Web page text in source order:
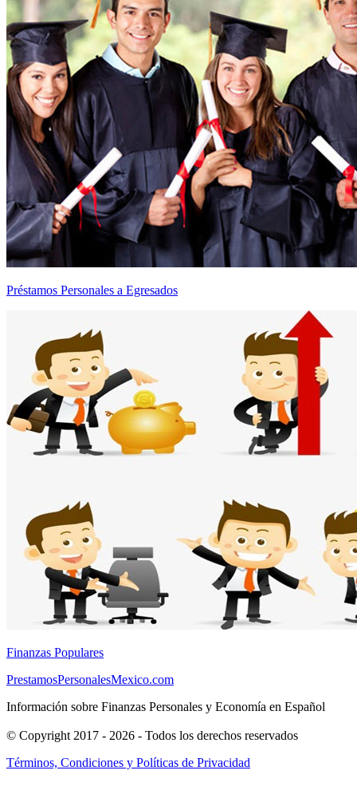
Préstamos Personales a Egresados
Finanzas Populares
PrestamosPersonalesMexico.com
Información sobre Finanzas Personales y Economía en Español
© Copyright 2017 - 2026 - Todos los derechos reservados
Términos, Condiciones y Políticas de Privacidad